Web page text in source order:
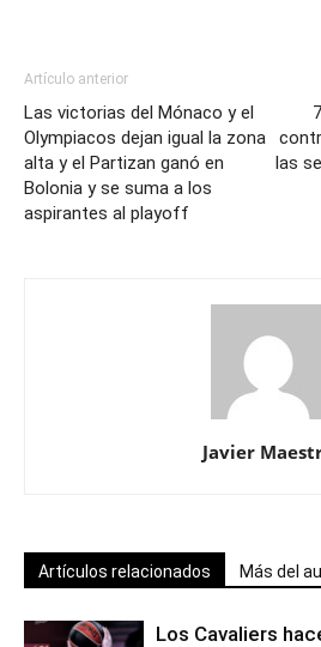
Artículo anterior
Las victorias del Mónaco y el
Olympiacos dejan igual la zona
alta y el Partizan ganó en
Bolonia y se suma a los
aspirantes al playoff
las
Javier
Artículos relacionados Más del
Los Cavaliers